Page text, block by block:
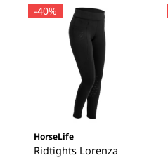
-40%
HorseLife
Ridtights Lorenza